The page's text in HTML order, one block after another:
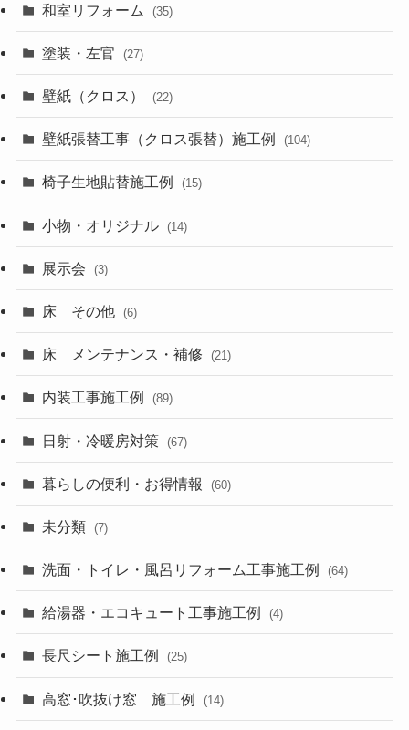
和室リフォーム (35)
塗装・左官 (27)
壁紙（クロス） (22)
壁紙張替工事（クロス張替）施工例 (104)
椅子生地貼替施工例 (15)
小物・オリジナル (14)
展示会 (3)
床 その他 (6)
床 メンテナンス・補修 (21)
内装工事施工例 (89)
日射・冷暖房対策 (67)
暮らしの便利・お得情報 (60)
未分類 (7)
洗面・トイレ・風呂リフォーム工事施工例 (64)
給湯器・エコキュート工事施工例 (4)
長尺シート施工例 (25)
高窓･吹抜け窓 施工例 (14)